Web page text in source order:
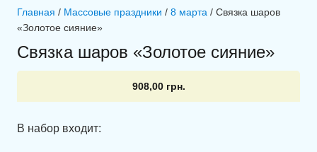
Главная / Массовые праздники / 8 марта / Связка шаров
«Золотое сияние»
Связка шаров «Золотое сияние»
908,00 грн.
В набор входит: